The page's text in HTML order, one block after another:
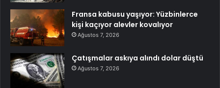
Fransa kabusu yaşıyor: Yüzbinlerce
kişi kaçıyor alevler kovalıyor
Ağustos 7, 2026
Çatışmalar askıya alındı dolar düştü
Ağustos 7, 2026